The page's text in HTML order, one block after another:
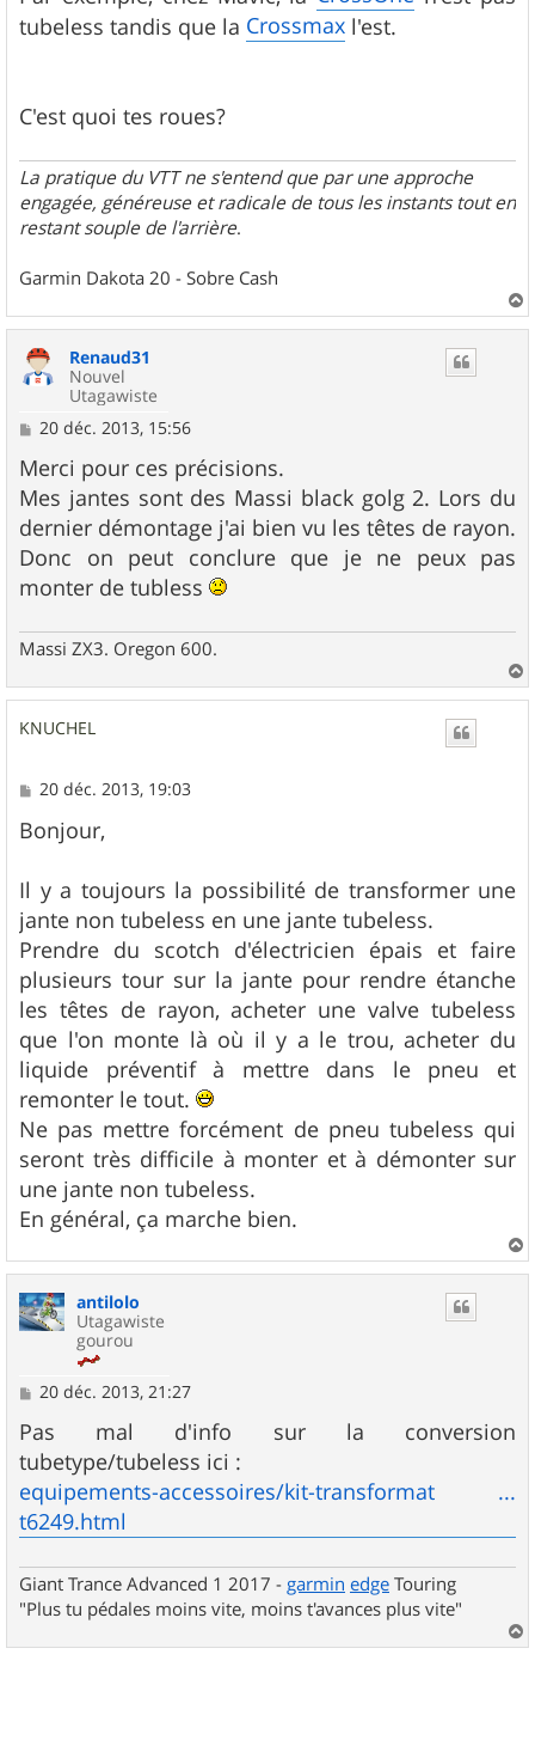
tubeless tandis que la Crossmax l'est.
C'est quoi tes roues?
La pratique du VTT ne s'entend que par une approche
engagée, généreuse et radicale de tous les instants tout en
restant souple de l'arrière.
Garmin Dakota 20 - Sobre Cash
a
Renaud31
Nouvel
Utagawiste
M
s
s
a
g
e
20 déc. 2013, 15:56
Merci pour ces précisions.
Mes jantes sont des Massi black golg 2. Lors du
dernier démontage j'ai bien vu les têtes de rayon.
Donc on peut conclure que je ne peux pas
monter de tubless
Massi ZX3. Oregon 600.
a
KNUCHEL
M
s
s
g
e
20 déc. 2013, 19:03
Bonjour,
Il y a toujours la possibilité de transformer une
jante non tubeless en une jante tubeless.
Prendre du scotch d'électricien épais et faire
plusieurs tour sur la jante pour rendre étanche
les têtes de rayon, acheter une valve tubeless
que l'on monte là où il y a le trou, acheter du
liquide préventif à mettre dans le pneu et
remonter le tout.
Ne pas mettre forcément de pneu tubeless qui
seront très difficile à monter et à démonter sur
une jante non tubeless.
En général, ça marche bien.
a
antilolo
Utagawiste
gourou
M
s
s
a
g
e
20 déc. 2013, 21:27
Pas mal d'info sur la conversion
tubetype/tubeless ici :
equipements-accessoires/kit-transformat ...
t6249.html
Giant Trance Advanced 1 2017 - garmin edge Touring
"Plus tu pédales moins vite, moins t'avances plus vite"
a